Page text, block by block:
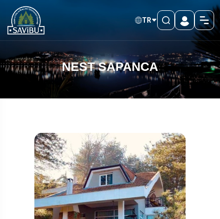
TR
NEST SAPANCA